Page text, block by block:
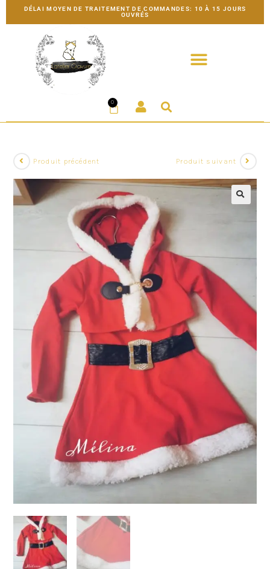
DÉLAI MOYEN DE TRAITEMENT DE COMMANDES: 10 À 15 JOURS
OUVRÉS
0
Produit précédent Produit suivant